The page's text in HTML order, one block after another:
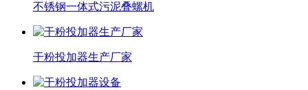
不锈钢一体式污泥叠螺机
干粉投加器生产厂家